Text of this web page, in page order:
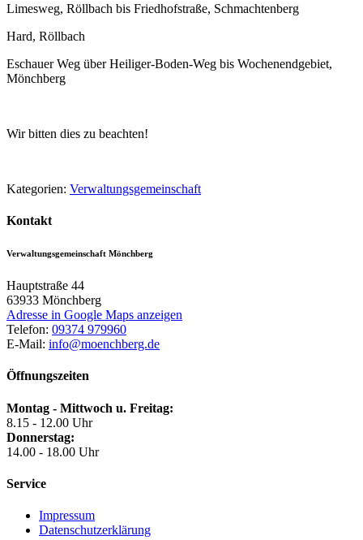
Limesweg, Röllbach bis Friedhofstraße, Schmachtenberg
Hard, Röllbach
Eschauer Weg über Heiliger-Boden-Weg bis Wochenendgebiet,
Mönchberg
Wir bitten dies zu beachten!
Kategorien: Verwaltungsgemeinschaft
Kontakt
Verwaltungsgemeinschaft Mönchberg
Hauptstraße 44
63933 Mönchberg
Adresse in Google Maps anzeigen
Telefon: 09374 979960
E-Mail: info@moenchberg.de
Öffnungszeiten
Montag - Mittwoch u. Freitag:
8.15 - 12.00 Uhr
Donnerstag:
14.00 - 18.00 Uhr
Service
Impressum
Datenschutzerklärung